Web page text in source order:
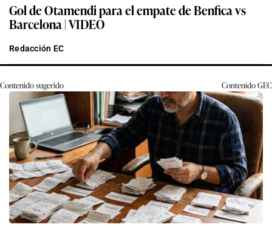
Gol de Otamendi para el empate de Benfica vs
Barcelona | VIDEO
Redacción EC
Contenido sugerido ContenidoGEC